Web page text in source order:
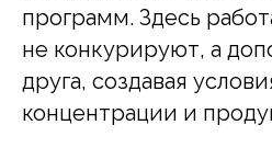
программ. Здесь
не конкурируют, а
друга, создавая
концентрации и